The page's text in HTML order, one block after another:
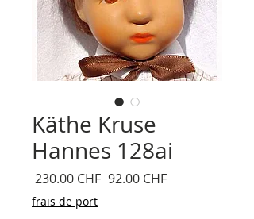
Käthe Kruse
Hannes 128ai
230.00 CHF Prix
92.00 CHFPrix
frais de port